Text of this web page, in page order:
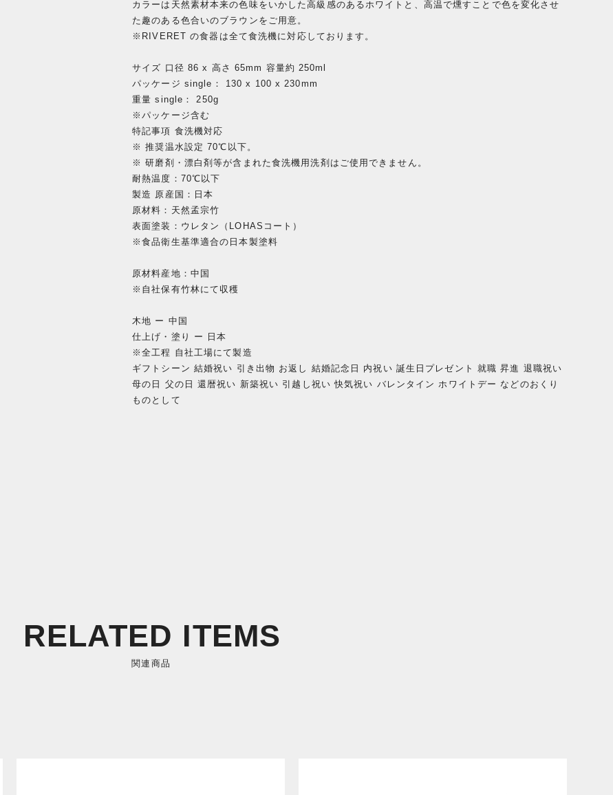
カラーは天然素材本来の色味をいかした高級感のあるホワイトと、高温で燻すことで色を変化させ
た趣のある色合いのブラウンをご用意。
※RIVERET の食器は全て食洗機に対応しております。
サイズ 口径 86 x 高さ 65mm 容量約 250ml
パッケージ single： 130 x 100 x 230mm
重量 single： 250g
※パッケージ含む
特記事項 食洗機対応
※ 推奨温水設定 70℃以下。
※ 研磨剤・漂白剤等が含まれた食洗機用洗剤はご使用できません。
耐熱温度：70℃以下
製造 原産国：日本
原材料：天然孟宗竹
表面塗装：ウレタン（LOHASコート）
※食品衛生基準適合の日本製塗料
原材料産地：中国
※自社保有竹林にて収穫
木地 ー 中国
仕上げ・塗り ー 日本
※全工程 自社工場にて製造
ギフトシーン 結婚祝い 引き出物 お返し 結婚記念日 内祝い 誕生日プレゼント 就職 昇進 退職祝い
母の日 父の日 還暦祝い 新築祝い 引越し祝い 快気祝い バレンタイン ホワイトデー などのおくり
ものとして
RELATED ITEMS
関連商品